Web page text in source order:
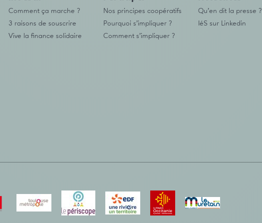
Comment ça marche ?
3 raisons de souscrire
Vive la finance solidaire
Nos principes coopératifs
Pourquoi s’impliquer ?
Comment s’impliquer ?
Qu’en dit la presse ?
IéS sur Linkedin